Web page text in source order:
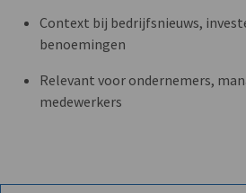
Context bij bedrijfsnieuws,
benoemingen
Relevant voor ondernemers,
medewerkers